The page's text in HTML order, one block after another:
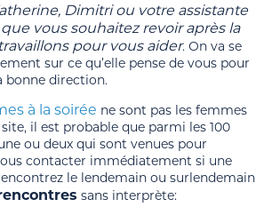
Dimitri ou votre assistante
vous souhaitez revoir après la
pour vous aider. On va se
sur ce qu’elle pense de vous pour
bonne direction.
à la soirée ne sont pas les femmes
il est probable que parmi les 100
ou deux qui sont venues pour
contacter immédiatement si une
le lendemain ou surlendemain
sans interprète: